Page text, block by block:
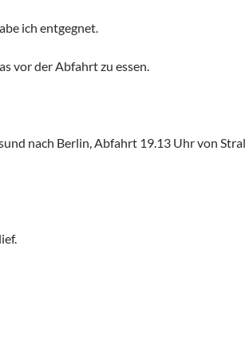
ich entgegnet.
vor der Abfahrt zu essen.
nach Berlin, Abfahrt 19.13 Uhr von